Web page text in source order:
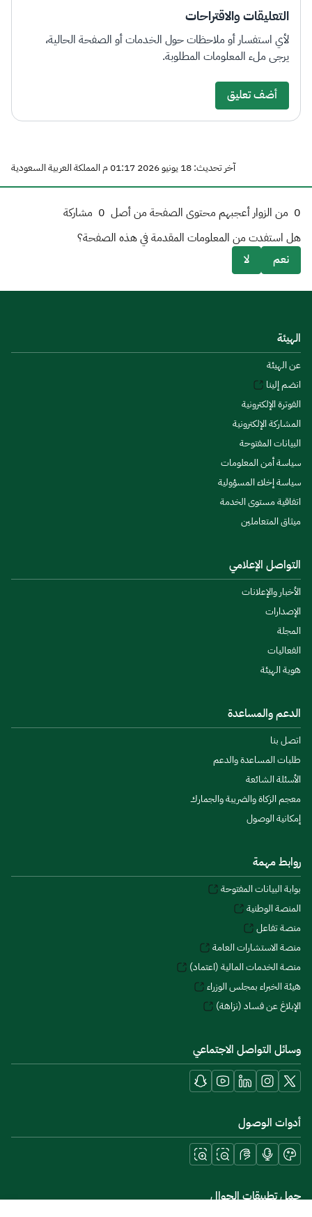
التعليقات والاقتراحات
لأي استفسار أو ملاحظات حول الخدمات أو الصفحة الحالية،
يرجى ملء المعلومات المطلوبة.
أضف تعليق
آخر تحديث: 18 يونيو 2026 01:17 م المملكة العربية السعودية
0 من الزوار أعجبهم محتوى الصفحة من أصل 0 مشاركة
هل استفدت من المعلومات المقدمة في هذه الصفحة؟
نعم
لا
الهيئة
عن الهيئة
انضم إلينا
الفوترة الإلكترونية
المشاركة الإلكترونية
البيانات المفتوحة
سياسة أمن المعلومات
سياسة إخلاء المسؤولية
اتفاقية مستوى الخدمة
ميثاق المتعاملين
التواصل الإعلامي
الأخبار والإعلانات
الإصدارات
المجلة
الفعاليات
هوية الهيئة
الدعم والمساعدة
اتصل بنا
طلبات المساعدة والدعم
الأسئلة الشائعة
معجم الزكاة والضريبة والجمارك
إمكانية الوصول
روابط مهمة
بوابة البيانات المفتوحة
المنصة الوطنية
منصة تفاعل
منصة الاستشارات العامة
منصة الخدمات المالية (اعتماد)
هيئة الخبراء بمجلس الوزراء
الإبلاغ عن فساد (نزاهة)
وسائل التواصل الاجتماعي
أدوات الوصول
حمل تطبيقات الجوال